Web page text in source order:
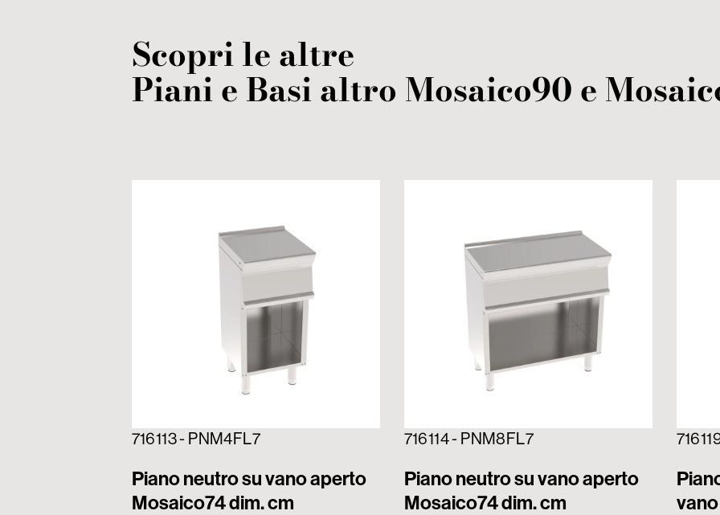
Scopri le altre
Piani e Basialtro Mosaico90 e
716113 - PNM4FL7
Piano neutro su vano aperto
Mosaico74 dim. cm
716114 - PNM8FL7
Piano neutro su vano aperto
Mosaico74 dim. cm